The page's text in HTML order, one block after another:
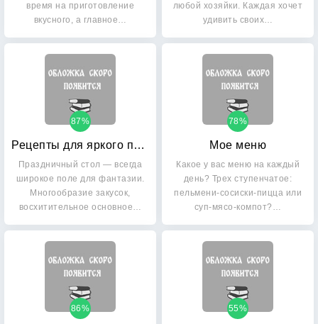
время на приготовление
вкусного, а главное…
любой хозяйки. Каждая хочет
удивить своих…
Рецепты для яркого праздника
87%
Праздничный стол — всегда
широкое поле для фантазии.
Многообразие закусок,
восхитительное основное…
Мое меню
78%
Какое у вас меню на каждый
день? Трех ступенчатое:
пельмени-сосиски-пицца или
суп-мясо-компот?…
86% 55%